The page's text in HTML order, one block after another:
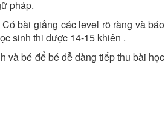
pháp.
bài giảng các level rõ ràng và báo
sinh thi được 14-15 khiên .
và bé để bé dễ dàng tiếp thu bài học